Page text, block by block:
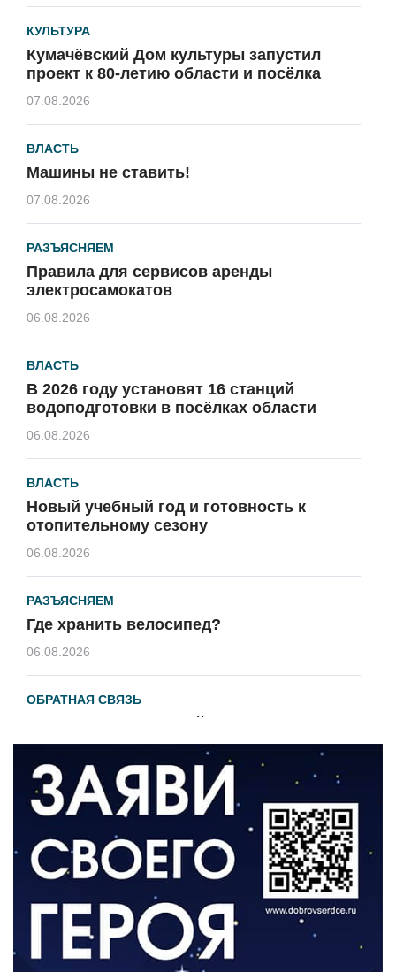
КУЛЬТУРА
Кумачёвский Дом культуры запустил
проект к 80-летию области и посёлка
07.08.2026
ВЛАСТЬ
Машины не ставить!
07.08.2026
РАЗЪЯСНЯЕМ
Правила для сервисов аренды
электросамокатов
06.08.2026
ВЛАСТЬ
В 2026 году установят 16 станций
водоподготовки в посёлках области
06.08.2026
ВЛАСТЬ
Новый учебный год и готовность к
отопительному сезону
06.08.2026
РАЗЪЯСНЯЕМ
Где хранить велосипед?
06.08.2026
ОБРАТНАЯ СВЯЗЬ
ВЛАСТЬ
День памяти и «Симфония народов»
06.08.2026
Новый настил на экотропе
05.08.2026